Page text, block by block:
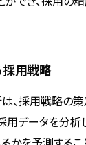
採用戦略
、採用戦略の
用データを分析